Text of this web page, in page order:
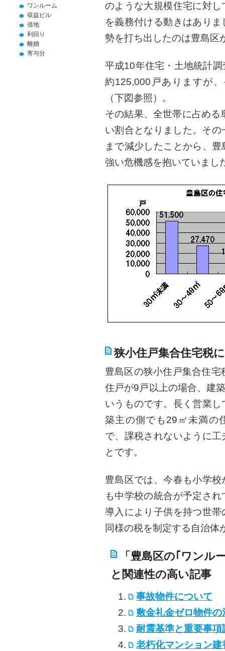
のような大規模住宅に対
を義務付ける動きはあり
勢を打ち出したのは豊島区
平成10年住宅・土地統計
約125,000戸ありますが
（下図参照）。
その結果、全世帯に占め
い割合となりました。そ
まで減少したことから、
強い危機感を抱いていまし
狭小住戸集合住宅税
豊島区の狭小住戸集合住
住戸が9戸以上の場合、建
いうものです。長く営業
築主の側でも29㎡未満の
で、課税されないように
とです。
豊島区では、今春も小学
も中学校の統合が予定さ
導入により子供を持つ世
同様の税を制定する自治体
「豊島区の｢ワンル
と関連性の高い記事
事故物件について
敷金礼金ゼロ物件の
耐震基準と重要事
老朽化マンション
ワンルーム
収益ビル
借地
利回り
離婚
寄与分